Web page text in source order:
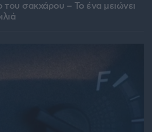
του σακχάρου – Το ένα μειώνει